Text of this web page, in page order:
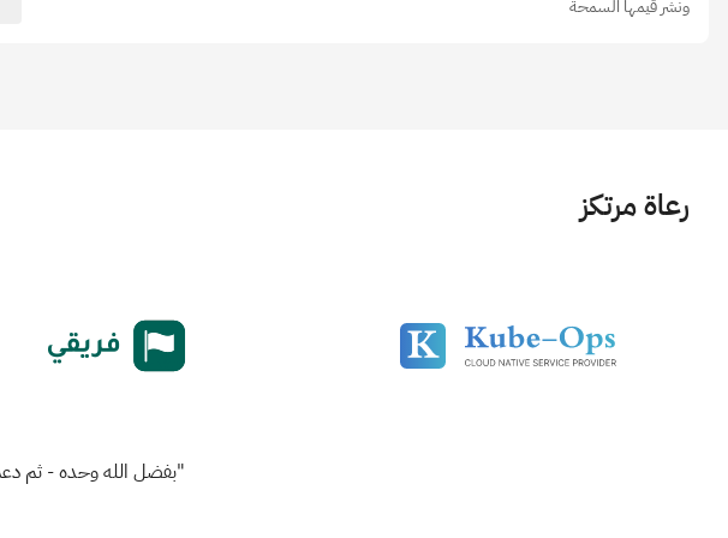
ونشر قيمها السمحة
رعاة مرتكز
"بفضل الله وحده - ثم